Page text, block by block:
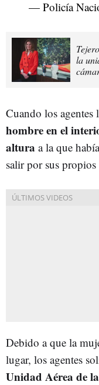
— Policía
la
Cuando los agentes
hombre en el
altura a la que
salir por sus
Debido a que la
lugar, los agentes
Unidad Aérea de